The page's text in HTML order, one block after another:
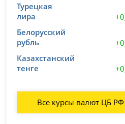
Турецкая
лира
Белорусский
рубль
Казахстанский
тенге
Все курсы валют ЦБ РФ